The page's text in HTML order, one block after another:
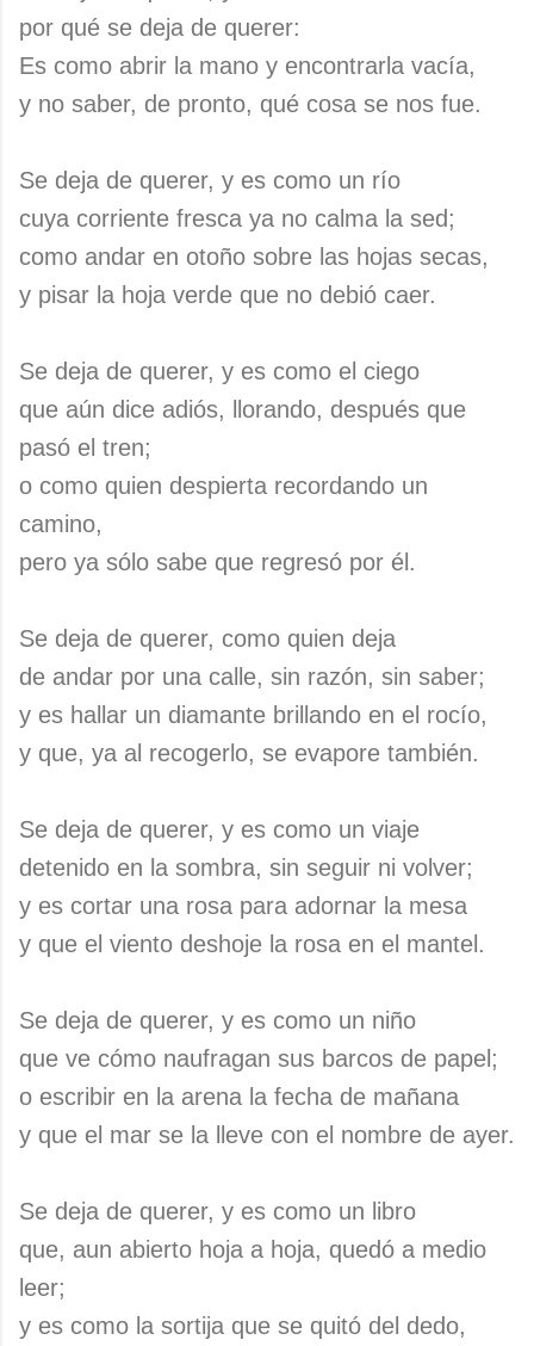
por qué se deja de querer:
Es como abrir la mano y encontrarla vacía,
y no saber, de pronto, qué cosa se nos fue.
Se deja de querer, y es como un río
cuya corriente fresca ya no calma la sed;
como andar en otoño sobre las hojas secas,
y pisar la hoja verde que no debió caer.
Se deja de querer, y es como el ciego
que aún dice adiós, llorando, después que
pasó el tren;
o como quien despierta recordando un
camino,
pero ya sólo sabe que regresó por él.
Se deja de querer, como quien deja
de andar por una calle, sin razón, sin saber;
y es hallar un diamante brillando en el rocío,
y que, ya al recogerlo, se evapore también.
Se deja de querer, y es como un viaje
detenido en la sombra, sin seguir ni volver;
y es cortar una rosa para adornar la mesa
y que el viento deshoje la rosa en el mantel.
Se deja de querer, y es como un niño
que ve cómo naufragan sus barcos de papel;
o escribir en la arena la fecha de mañana
y que el mar se la lleve con el nombre de ayer.
Se deja de querer, y es como un libro
que, aun abierto hoja a hoja, quedó a medio
leer;
y es como la sortija que se quitó del dedo,